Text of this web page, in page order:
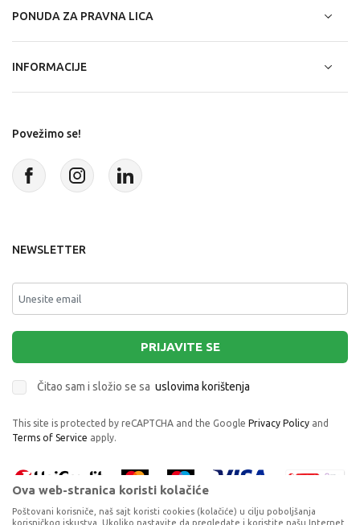
PONUDA ZA PRAVNA LICA
INFORMACIJE
Povežimo se!
NEWSLETTER
PRIJAVITE SE
Čitao sam i složio se sa uslovima korištenja
This site is protected by reCAPTCHA and the Google Privacy Policy and
Terms of Service apply.
Ova web-stranica koristi kolačiće
Poštovani korisniče, naš sajt koristi cookies (kolačiće) u cilju poboljšanja
korisničkog iskustva. Ukoliko nastavite da pregledate i koristite našu Internet